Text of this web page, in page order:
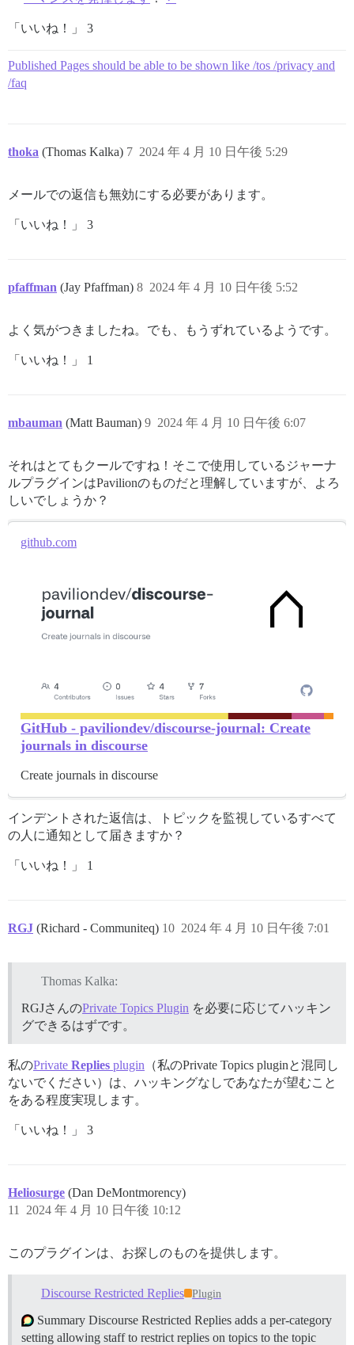
「いいね！」 3
Published Pages should be able to be shown like /tos /privacy and
/faq
thoka (Thomas Kalka) 2024 年 4 月 10 日午後 5:29
7
メールでの返信も無効にする必要があります。
「いいね！」 3
pfaffman (Jay Pfaffman) 2024 年 4 月 10 日午後 5:52
8
よく気がつきましたね。でも、もうずれているようです。
「いいね！」 1
mbauman (Matt Bauman) 2024 年 4 月 10 日午後 6:07
9
それはとてもクールですね！そこで使用しているジャーナ
ルプラグインはPavilionのものだと理解していますが、よろ
しいでしょうか？
github.com
GitHub - paviliondev/discourse-journal: Create
journals in discourse
Create journals in discourse
インデントされた返信は、トピックを監視しているすべて
の人に通知として届きますか？
「いいね！」 1
RGJ (Richard - Communiteq) 2024 年 4 月 10 日午後 7:01
10
Thomas Kalka:
RGJさんのPrivate Topics Plugin を必要に応じてハッキン
グできるはずです。
私のPrivate Replies plugin （私のPrivate Topics pluginと混同し
ないでください）は、ハッキングなしであなたが望むこと
をある程度実現します。
「いいね！」 3
Heliosurge (Dan DeMontmorency)
2024 年 4 月 10 日午後 10:12
11
このプラグインは、お探しのものを提供します。
Discourse Restricted Replies Plugin
Summary Discourse Restricted Replies adds a per-category
setting allowing staff to restrict replies on topics to the topic